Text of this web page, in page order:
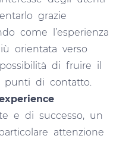
grazie
come l’esperienza
orientata verso
di fruire il
punti di contatto.
e di successo, un
attenzione